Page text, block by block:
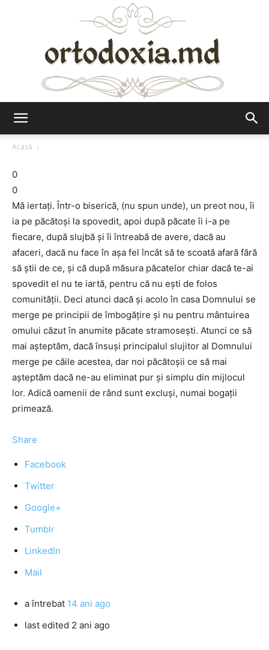
Acasă
0
0
Mă iertaţi. Într-o biserică, (nu spun unde), un preot nou, îi
ia pe păcătoşi la spovedit, apoi după păcate îi i-a pe
fiecare, după slujbă şi îi întreabă de avere, dacă au
afaceri, dacă nu face în aşa fel încât să te scoată afară fără
să ştii de ce, şi că după măsura păcatelor chiar dacă te-ai
spovedit el nu te iartă, pentru că nu eşti de folos
comunităţii. Deci atunci dacă şi acolo în casa Domnului se
merge pe principii de îmbogăţire şi nu pentru mântuirea
omului căzut în anumite păcate stramoseşti. Atunci ce să
mai aşteptăm, dacă însuşi principalul slujitor al Domnului
merge pe căile acestea, dar noi păcătoşii ce să mai
aşteptăm dacă ne-au eliminat pur şi simplu din mijlocul
lor. Adică oamenii de rând sunt excluşi, numai bogaţii
primează.
Share
Facebook
Twitter
Google+
Tumblr
LinkedIn
Mail
a întrebat 14 ani ago
last edited 2 ani ago